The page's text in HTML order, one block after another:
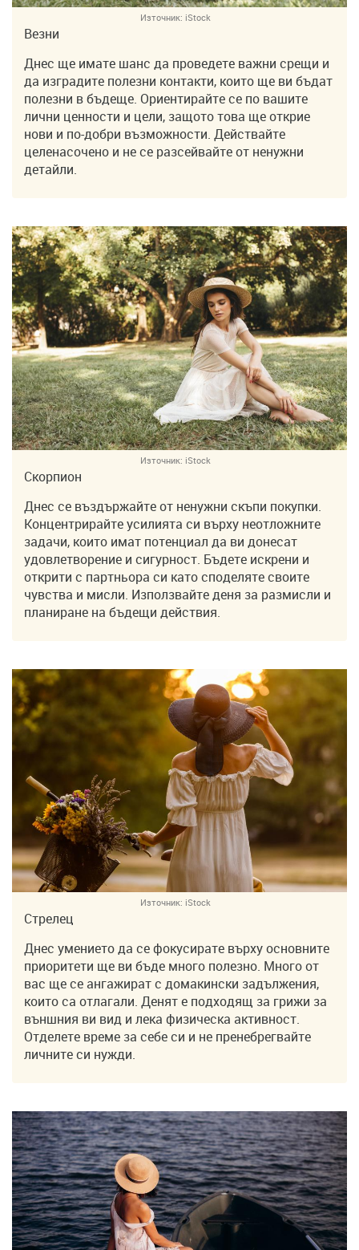
Източник: iStock
Везни
Днес ще имате шанс да проведете важни срещи и
да изградите полезни контакти, които ще ви бъдат
полезни в бъдеще. Ориентирайте се по вашите
лични ценности и цели, защото това ще открие
нови и по-добри възможности. Действайте
целенасочено и не се разсейвайте от ненужни
детайли.
Източник: iStock
Скорпион
Днес се въздържайте от ненужни скъпи покупки.
Концентрирайте усилията си върху неотложните
задачи, които имат потенциал да ви донесат
удовлетворение и сигурност. Бъдете искрени и
открити с партньора си като споделяте своите
чувства и мисли. Използвайте деня за размисли и
планиране на бъдещи действия.
Източник: iStock
Стрелец
Днес умението да се фокусирате върху основните
приоритети ще ви бъде много полезно. Много от
вас ще се ангажират с домакински задължения,
които са отлагали. Денят е подходящ за грижи за
външния ви вид и лека физическа активност.
Отделете време за себе си и не пренебрегвайте
личните си нужди.